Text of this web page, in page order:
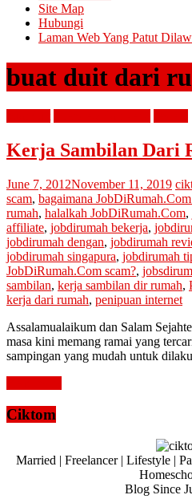
Site Map
Hubungi
Laman Web Yang Patut
buat duit dari
Kerja Sambilan Dari
June 7, 2012November 11, 2019
scam, bagaimana
rumah, halalkah JobDiRumah.Com,
affiliate, jobdirumah bekerja,
jobdirumah dengan, jobdirumah
jobdirumah singapura, jobdirumah
JobDiRumah.Com scam?,
sambilan, kerja sambilan dir rumah,
kerja dari rumah, penipuan internet
Assalamualaikum dan Salam
masa kini memang ramai yang
sampingan yang mudah untuk
Ciktom
Married | Freelancer | Lifestyle |
Blog Since